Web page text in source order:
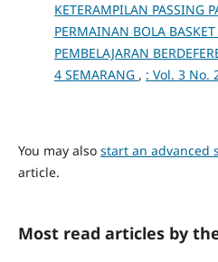
KETERAMPILAN PASSING
PERMAINAN BOLA
PEMBELAJARAN
4 SEMARANG , : Vol. 3 No.
You may also start an advanced
article.
Most read articles by